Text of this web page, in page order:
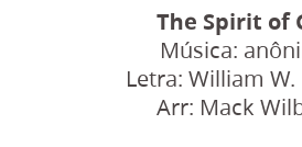
The Spirit of
Música:
Letra: William W.
Arr: Mack